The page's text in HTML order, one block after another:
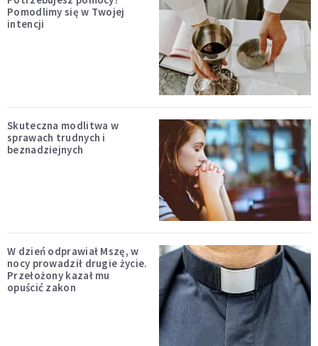
Pomodlimy się w Twojej
intencji
Skuteczna modlitwa w
sprawach trudnych i
beznadziejnych
W dzień odprawiał Mszę, w
nocy prowadził drugie życie.
Przełożony kazał mu
opuścić zakon